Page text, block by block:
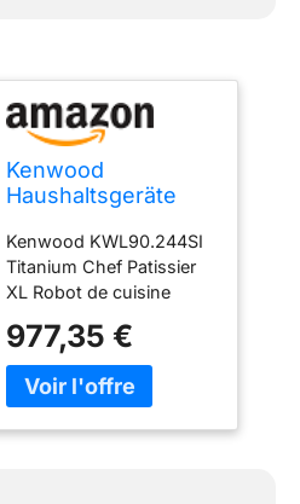
Kenwood
Haushaltsgeräte
Titanium Chef
Patissier XL Robot
de cuisine Argenté
Kenwood KWL90.244SI
Titanium Chef Patissier
XL Robot de cuisine
Confiance
977,35 €